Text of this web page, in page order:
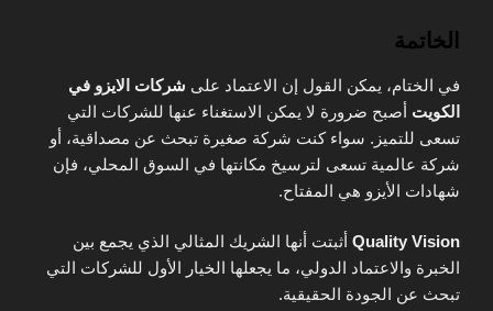
الخاتمة
في الختام، يمكن القول إن الاعتماد على شركات الايزو في
الكويت أصبح ضرورة لا يمكن الاستغناء عنها للشركات التي
تسعى للتميز. سواء كنت شركة صغيرة تبحث عن مصداقية، أو
شركة عالمية تسعى لترسيخ مكانتها في السوق المحلي، فإن
شهادات الأيزو هي المفتاح.
Quality Vision أثبتت أنها الشريك المثالي الذي يجمع بين
الخبرة والاعتماد الدولي، ما يجعلها الخيار الأول للشركات التي
تبحث عن الجودة الحقيقية.